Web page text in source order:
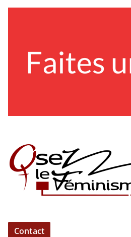
Contact